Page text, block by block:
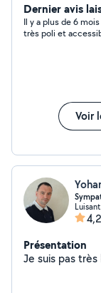
Dernier avis
Il y a plus de 6 mois
très poli et
Voir
Présentation
Je suis pas